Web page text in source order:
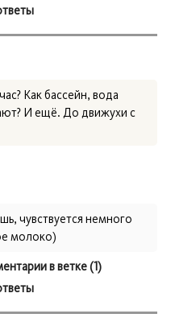
Как бассейн, вода
И ещё. До движухи с
чувствуется немного
молоко)
в ветке (1)